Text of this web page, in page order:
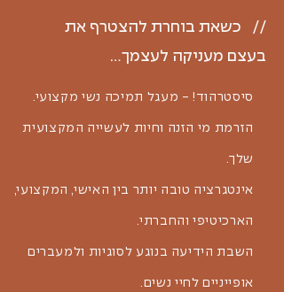
// כשאת בוחרת להצטרף את
בעצם מעניקה לעצמך...
סיסטרהוד! - מעגל תמיכה נשי מקצועי.
הזרמת מי הזנה וחיות לעשייה המקצועית
שלך.
אינטגרציה טובה יותר בין האישי, המקצועי,
הארכיטיפי והחברתי.
השבת הידיעה בנוגע לסוגיות ולמעברים
אופייניים לחיי נשים.